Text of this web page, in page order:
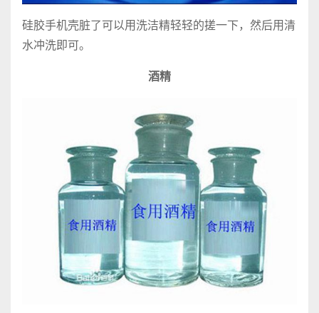
硅胶手机壳脏了可以用洗洁精轻轻的搓一下，然后用清
水冲洗即可。
酒精